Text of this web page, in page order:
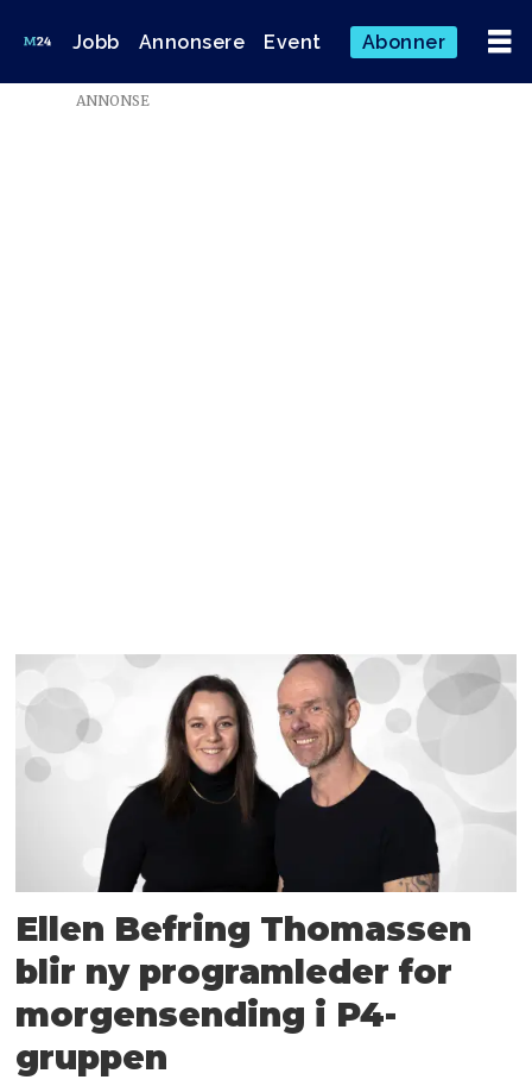
Jobb Annonsere Event Abonner
Emne:
ANNONSE
Ellen Befring Thomassen
blir ny programleder for
morgensending i P4-
gruppen